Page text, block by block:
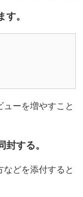
。
ーを増やすこと
する。
どを添付すると